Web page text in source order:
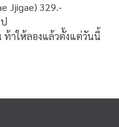
Jjigae) 329.-
ท้าให้ลองแล้วตั้งแต่วันนี้